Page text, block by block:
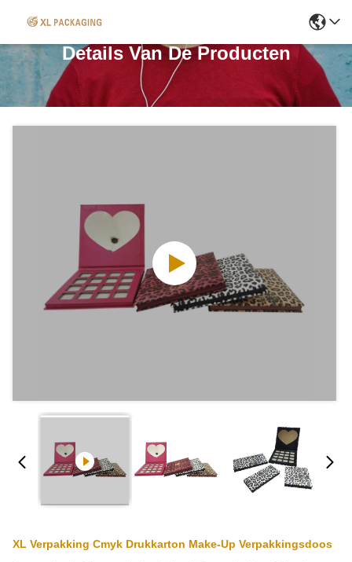
Details Van De Producten
XL Verpakking Cmyk Drukkarton Make-Up Verpakkingsdoos